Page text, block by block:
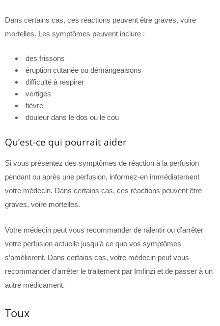
Dans certains cas, ces réactions peuvent être graves, voire
mortelles. Les symptômes peuvent inclure :
des frissons
éruption cutanée ou démangeaisons
difficulté à respirer
vertiges
fièvre
douleur dans le dos ou le cou
Qu’est-ce qui pourrait aider
Si vous présentez des symptômes de réaction à la perfusion
pendant ou après une perfusion, informez-en immédiatement
votre médecin. Dans certains cas, ces réactions peuvent être
graves, voire mortelles.
Votre médecin peut vous recommander de ralentir ou d’arrêter
votre perfusion actuelle jusqu’à ce que vos symptômes
s’améliorent. Dans certains cas, votre médecin peut vous
recommander d’arrêter le traitement par Imfinzi et de passer à un
autre médicament.
Toux